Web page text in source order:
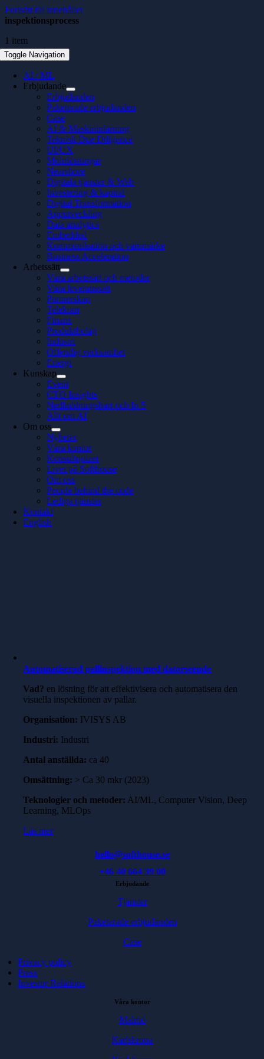
Fortsätt till innehållet
Toggle Navigation
AI / ML
Erbjudande
Erbjudanden
Paketerade erbjudanden
Case
AI & Maskininlärning
Teknisk Due Diligence
UI/UX
Molnlösningar
Nearshore
Digitala tjänster & Web
Investering & kapital
Digital Transformation
Apputveckling
Data analytics
Embedded
Kommunikation och varumärke
Business Acceleration
Arbetssätt
Våra arbetssätt och metoder
Våra leveranssätt
Partnerskap
Telekom
Finans
Produktbolag
Industri
Offentlig verksamhet
Energi
Kunskap
Event
CTO Insights
Nedladdningsbart och In 5
Allt om AI
Om oss
Nyheter
Våra kontor
Konsultquizet
Livet på Softhouse
Om oss
People behind the code
Lediga tjänster
Kontakt
English
inspektionsprocess
1 item
Automatiserad pallinspektion med datorseende
Vad? en lösning för att effektivisera och automatisera den
visuella inspektionen av pallar.
Organisation: IVISYS AB
Industri: Industri
Antal anställda: ca 40
Omsättning: > Ca 30 mkr (2023)
Teknologier och metoder: AI/ML, Computer Vision, Deep
Learning, MLOps
Läs mer
hello@softhouse.se
+46 40 664 39 00
Erbjudande
Tjänster
Paketerade erbjudanden
Case
Privacy policy
Press
Investor Relations
Våra kontor
Malmö
Karlskrona